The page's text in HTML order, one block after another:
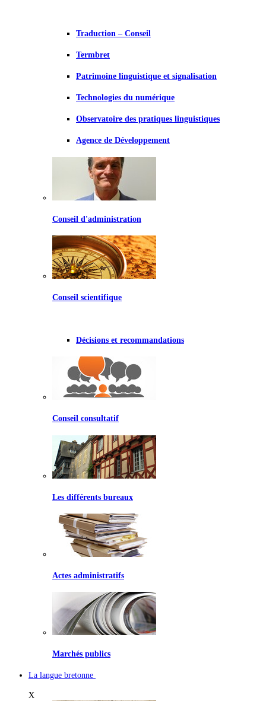
Traduction – Conseil
Termbret
Patrimoine linguistique et signalisation
Technologies du numérique
Observatoire des pratiques linguistiques
Agence de Développement
Conseil d'administration
Conseil scientifique
Décisions et recommandations
Conseil consultatif
Les différents bureaux
Actes administratifs
Marchés publics
La langue bretonne
X